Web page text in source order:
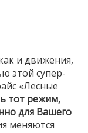
и движения,
этой супер-
«Лесные
тот режим,
для Вашего
меняются